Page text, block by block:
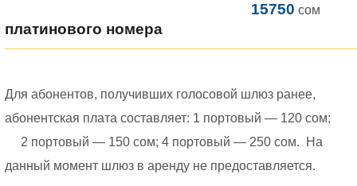
платинового номера
15750 сом
Для абонентов, получивших голосовой шлюз ранее,
абонентская плата составляет: 1 портовый — 120 сом;
2 портовый — 150 сом; 4 портовый — 250 сом. На
данный момент шлюз в аренду не предоставляется.